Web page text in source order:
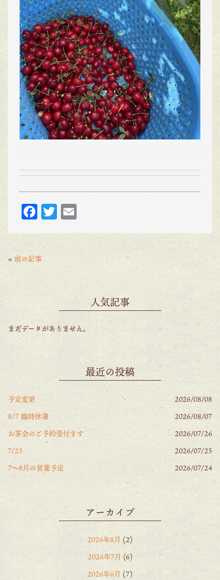
F
ac
eb
o
k
T
w
itt
m
l
« 前の記事
人気記事
まだデータがありません。
最近の投稿
予定変更
2026/08/08
8/7 臨時休業
2026/08/07
お茶会のご予約受付ます
2026/07/26
7/25
2026/07/25
7〜8月の営業予定
2026/07/24
アーカイブ
2026年8月 (2)
2026年7月 (6)
2026年6月 (7)